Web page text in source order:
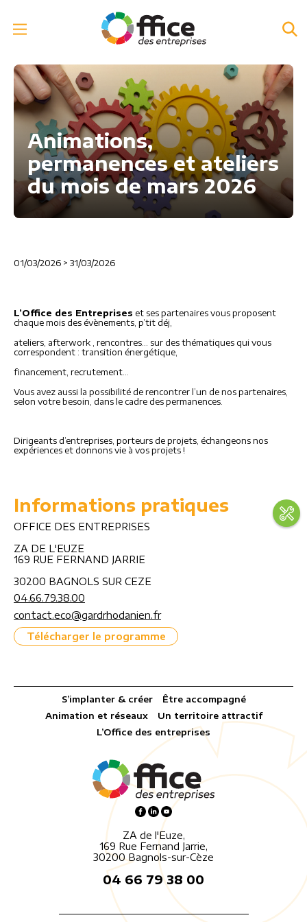
Animations,
permanences et ateliers
du mois de mars 2026
01/03/2026 > 31/03/2026
L’Office des Entreprises et ses partenaires vous proposent
chaque mois des évènements, p’tit déj,
ateliers, afterwork , rencontres… sur des thématiques qui vous
correspondent : transition énergétique,
financement, recrutement…
Vous avez aussi la possibilité de rencontrer l’un de nos partenaires,
selon votre besoin, dans le cadre des permanences.
Dirigeants d’entreprises, porteurs de projets, échangeons nos
expériences et donnons vie à vos projets !
Informations pratiques
OFFICE DES ENTREPRISES
ZA DE L'EUZE
169 RUE FERNAND JARRIE
30200 BAGNOLS SUR CEZE
04.66.79.38.00
contact.eco@gardrhodanien.fr
Télécharger le programme
S’implanter & créer
Être accompagné
Animation et réseaux
Un territoire attractif
L’Office des entreprises
ZA de l'Euze,
169 Rue Fernand Jarrie,
30200 Bagnols-sur-Cèze
04 66 79 38 00